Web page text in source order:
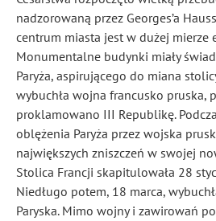
nadzorowaną przez Georges’a
centrum miasta jest w dużej mierze
Monumentalne budynki miały
Paryża, aspirującego do miana
wybuchła wojna francusko pruska,
proklamowano III Republikę.
oblężenia Paryża przez wojska
największych zniszczeń w swojej
Stolica Francji skapitulowała 28
Niedługo potem, 18 marca,
Paryska. Mimo wojny i zawirowań